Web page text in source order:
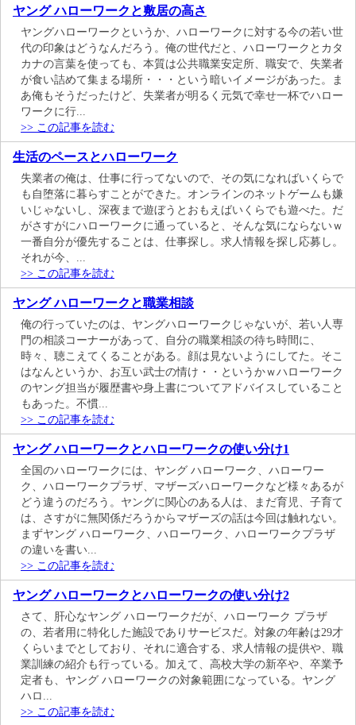
ヤング ハローワークと敷居の高さ
ヤングハローワークというか、ハローワークに対する今の若い世
代の印象はどうなんだろう。俺の世代だと、ハローワークとカタ
カナの言葉を使っても、本質は公共職業安定所、職安で、失業者
が食い詰めて集まる場所・・・という暗いイメージがあった。ま
あ俺もそうだったけど、失業者が明るく元気で幸せ一杯でハロー
ワークに行...
>> この記事を読む
生活のペースとハローワーク
失業者の俺は、仕事に行ってないので、その気になればいくらで
も自堕落に暮らすことができた。オンラインのネットゲームも嫌
いじゃないし、深夜まで遊ぼうとおもえばいくらでも遊べた。だ
がさすがにハローワークに通っていると、そんな気にならないｗ
一番自分が優先することは、仕事探し。求人情報を探し応募し。
それが今、...
>> この記事を読む
ヤング ハローワークと職業相談
俺の行っていたのは、ヤングハローワークじゃないが、若い人専
門の相談コーナーがあって、自分の職業相談の待ち時間に、
時々、聴こえてくることがある。顔は見ないようにしてた。そこ
はなんというか、お互い武士の情け・・というかｗハローワーク
のヤング担当が履歴書や身上書についてアドバイスしていること
もあった。不慣...
>> この記事を読む
ヤング ハローワークとハローワークの使い分け1
全国のハローワークには、ヤング ハローワーク、ハローワー
ク、ハローワークプラザ、マザーズハローワークなど様々あるが
どう違うのだろう。ヤングに関心のある人は、まだ育児、子育て
は、さすがに無関係だろうからマザーズの話は今回は触れない。
まずヤング ハローワーク、ハローワーク、ハローワークプラザ
の違いを書い...
>> この記事を読む
ヤング ハローワークとハローワークの使い分け2
さて、肝心なヤング ハローワークだが、ハローワーク プラザ
の、若者用に特化した施設でありサービスだ。対象の年齢は29才
くらいまでとしており、それに適合する、求人情報の提供や、職
業訓練の紹介も行っている。加えて、高校大学の新卒や、卒業予
定者も、ヤング ハローワークの対象範囲になっている。ヤング
ハロ...
>> この記事を読む